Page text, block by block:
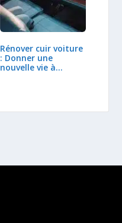
Rénover cuir voiture
: Donner une
nouvelle vie à…